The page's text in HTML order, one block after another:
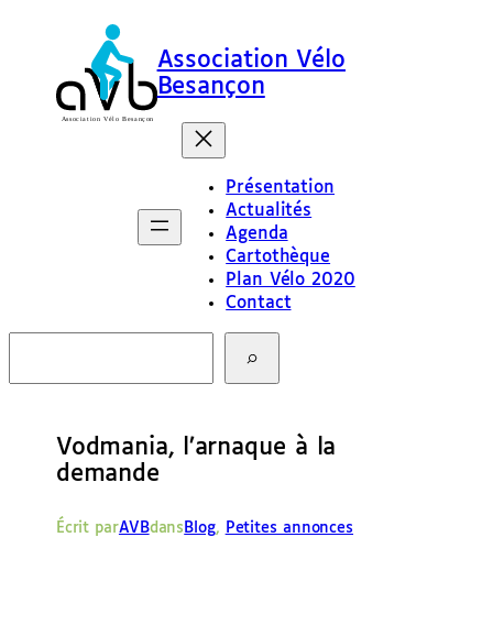
Association Vélo
Besançon
Présentation
Actualités
Agenda
Cartothèque
Plan Vélo 2020
Contact
c
Vodmania, l’arnaque à la
demande
Écrit parAVBdans Blog, Petites annonces